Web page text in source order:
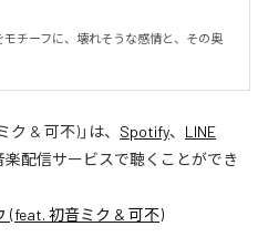
モチーフに、壊れそうな感情と、その奥
ク & 可不)」は、 Spotify、 LINE
楽配信サービスで聴くことができ
(feat. 初音ミク & 可不)